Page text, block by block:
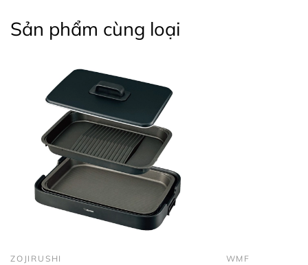
Sản phẩm cùng loại
ZOJIRUSHI WMF